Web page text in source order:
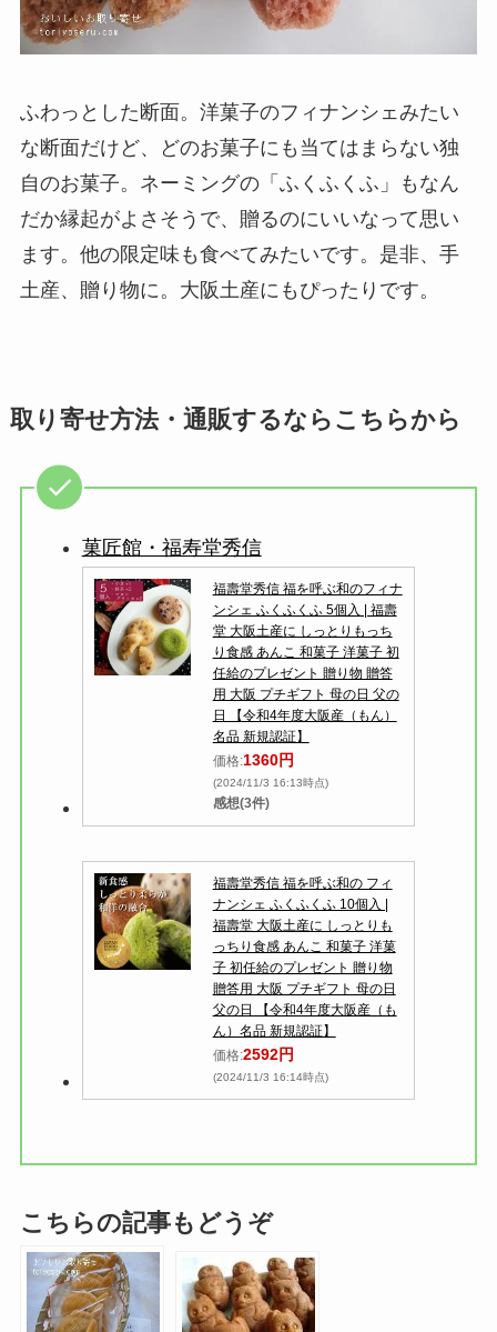
ふわっとした断面。洋菓子のフィナンシェみたい
な断面だけど、どのお菓子にも当てはまらない独
自のお菓子。ネーミングの「ふくふくふ」もなん
だか縁起がよさそうで、贈るのにいいなって思い
ます。他の限定味も食べてみたいです。是非、手
土産、贈り物に。大阪土産にもぴったりです。
取り寄せ方法・通販するならこちらから
菓匠館・福寿堂秀信
福壽堂秀信 福を呼ぶ和のフィナ
ンシェ ふくふくふ 5個入 | 福壽
堂 大阪土産に しっとりもっち
り食感 あんこ 和菓子 洋菓子 初
任給のプレゼント 贈り物 贈答
用 大阪 プチギフト 母の日 父の
日 【令和4年度大阪産（もん）
名品 新規認証】
価格:1360円
(2024/11/3 16:13時点)
感想(3件)
福壽堂秀信 福を呼ぶ和の フィ
ナンシェ ふくふくふ 10個入 |
福壽堂 大阪土産に しっとりも
っちり食感 あんこ 和菓子 洋菓
子 初任給のプレゼント 贈り物
贈答用 大阪 プチギフト 母の日
父の日 【令和4年度大阪産（も
ん）名品 新規認証】
価格:2592円
(2024/11/3 16:14時点)
こちらの記事もどうぞ